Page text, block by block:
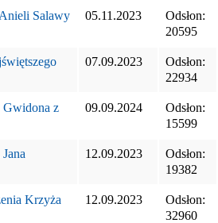
Salawy 05.11.2023
Odsłon:
20595
07.09.2023
Odsłon:
22934
Gwidona z
09.09.2024
Odsłon:
15599
12.09.2023
Odsłon:
19382
Krzyża
12.09.2023
Odsłon:
32960